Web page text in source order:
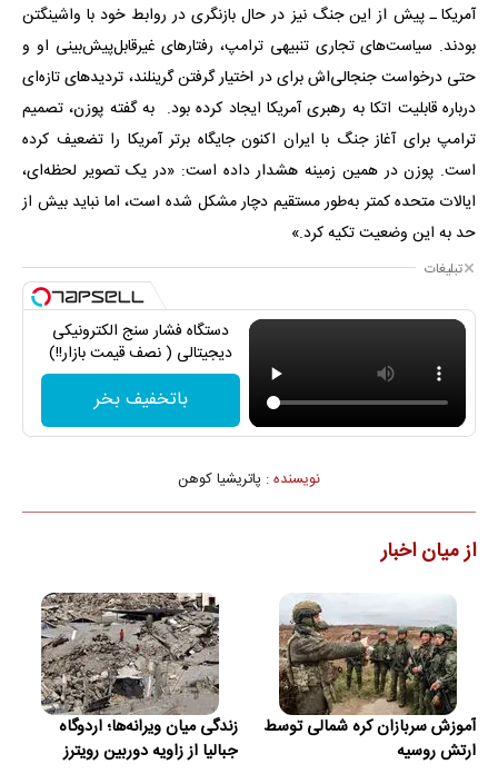
آمریکا ـ پیش از این جنگ نیز در حال بازنگری در روابط خود با واشینگتن
بودند. سیاست‌های تجاری تنبیهی ترامپ، رفتارهای غیرقابل‌پیش‌بینی او و
حتی درخواست جنجالی‌اش برای در اختیار گرفتن گرینلند، تردیدهای تازه‌ای
درباره قابلیت اتکا به رهبری آمریکا ایجاد کرده بود. به گفته پوزن، تصمیم
ترامپ برای آغاز جنگ با ایران اکنون جایگاه برتر آمریکا را تضعیف کرده
است. پوزن در همین زمینه هشدار داده است: «در یک تصویر لحظه‌ای،
ایالات متحده کمتر به‌طور مستقیم دچار مشکل شده است، اما نباید بیش از
حد به این وضعیت تکیه کرد.»
تبلیغات
دستگاه فشار سنج الکترونیکی
دیجیتالی ( نصف قیمت بازار!!)
باتخفیف بخر
نویسنده : پاتریشیا کوهن
از میان اخبار
آموزش سربازان کره شمالی توسط
ارتش روسیه
زندگی میان ویرانه‌ها؛ اردوگاه
جبالیا از زاویه دوربین رویترز